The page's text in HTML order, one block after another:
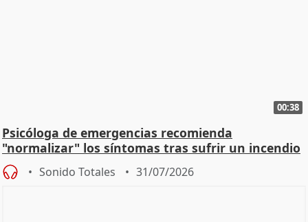
00:38
Psicóloga de emergencias recomienda
"normalizar" los síntomas tras sufrir un incendio
Sonido Totales 31/07/2026